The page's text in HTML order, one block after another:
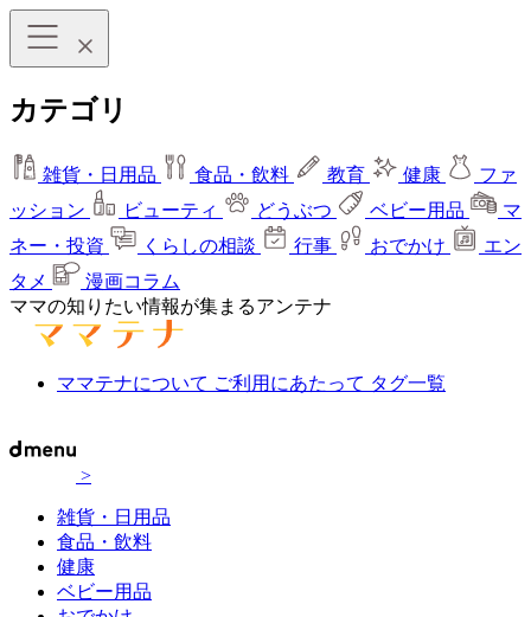
カテゴリ
雑貨・日用品 食品・飲料 教育 健康
ファ
ッション
ビューティ どうぶつ ベビー用品
マ
ネー・投資
くらしの相談 行事 おでかけ
エン
タメ
漫画コラム
ママの知りたい情報が集まるアンテナ
ママテナについて ご利用にあたって タグ一覧
>
雑貨・日用品
食品・飲料
健康
ベビー用品